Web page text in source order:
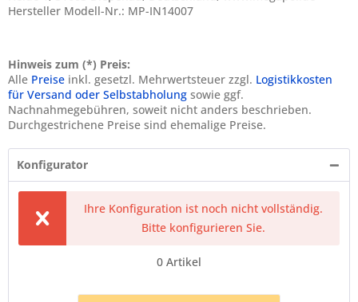
Hersteller Modell-Nr.: MP-IN14007
Hinweis zum (*) Preis:
Alle Preise inkl. gesetzl. Mehrwertsteuer zzgl. Logistikkosten
für Versand oder Selbstabholung sowie ggf.
Nachnahmegebühren, soweit nicht anders beschrieben.
Durchgestrichene Preise sind ehemalige Preise.
Konfigurator
Ihre Konfiguration ist noch nicht vollständig.
Bitte konfigurieren Sie.
0 Artikel